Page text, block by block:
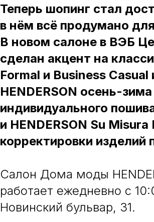
Теперь шопинг стал
в нём всё продумано
В новом салоне в ВЭБ
сделан акцент на
Formal и Business
HENDERSON осень-
индивидуального
и HENDERSON Su
корректировки изделий
Салон Дома моды
работает ежедневно с
Новинский бульвар, 31.